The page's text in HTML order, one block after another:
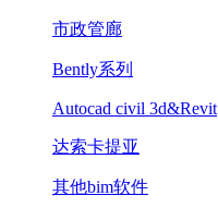
市政管廊
Bently系列
Autocad civil 3d&Revit
达索卡提亚
其他bim软件